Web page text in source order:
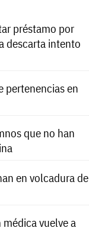
préstamo por
descarta intento
pertenencias en
que no han
en volcadura de
vuelve a